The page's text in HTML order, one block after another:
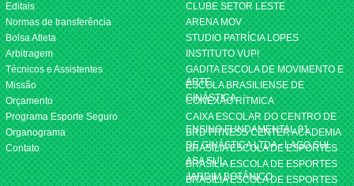
Editais
Normas de transferência
Bolsa Atleta
Arbitragem
Técnicos e Assistentes
Missão
Orçamento
Programa Esporte Seguro
Organograma
Contato
CLUBE SETOR LESTE
ARENA MOV
STUDIO PATRÍCIA LOPES
INSTITUTO VUP!
GADITA ESCOLA DE MOVIMENTO E
ARTE
ESCOLA BRASILIENSE DE
GINÁSTICA
CONEXÃO RÍTMICA
CAIXA ESCOLAR DO CENTRO DE
ENSINO FUNDAMENTAL 01
BRD FITNESS CENTER ACADEMIA
DE GINÁSTICA LTDA - LAGO SUL
BRASILIA ESCOLA DE ESPORTES
ASA SUL
BRASILIA ESCOLA DE ESPORTES
JARDIM BOTÂNICO
BRASILIA ESCOLA DE ESPORTES